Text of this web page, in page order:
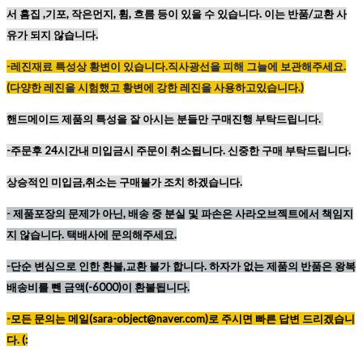
서 흠집 ,기포, 작은먼지, 휨, 흐름 등이 있을 수 있습니다. 이는 반품/교환 사
유가 되지 않습니다.
-레진재료 특성상황변이 있습니다.직사광선을피해 그늘에 보관해주세요.
(다양한레진을시험했고황변에 강한레진을사용하고있습니다.)
핸드메이드 제품의 특성을 잘 아시는 분들만 구매진행 부탁드립니다.
-주문후 24시간내 미입금시 주문이 취소됩니다. 신중한 구매 부탁드립니다.
상승적인 미입금,취소는 구매불가 조치 하겠습니다.
-제품포장의 문제가 아닌, 배송 중 분실 및 파손은 사라오브젝트에서 책임지
지 않습니다. 택배사에 문의해주세요.
-단순 변심으로 인한 환불,교환 불가 합니다. 하자가 없는 제품의 반품은 왕복
배송비를 뺀 금액(-6000)이 환불됩니다.
-모든 문의는 메일(sara-object@naver.com)로 주시면 빠른 답변 드리겠습니
다. (: